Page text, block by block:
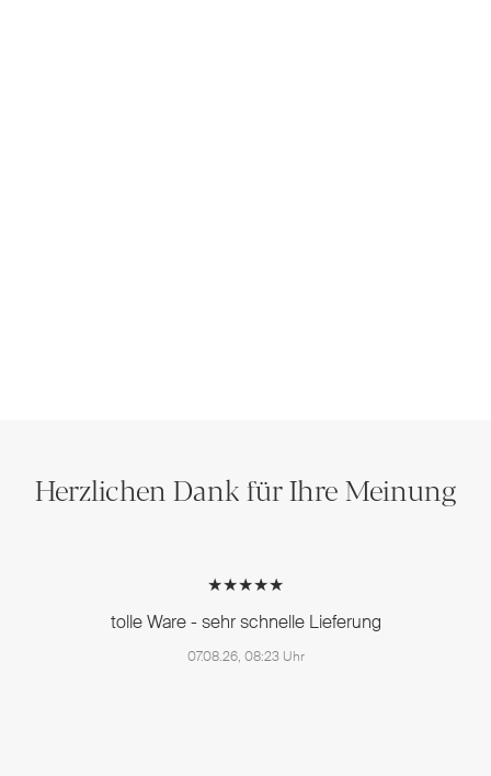
Herzlichen Dank für Ihre Meinung
★★★★★
tolle Ware - sehr schnelle Lieferung
07.08.26, 08:23 Uhr